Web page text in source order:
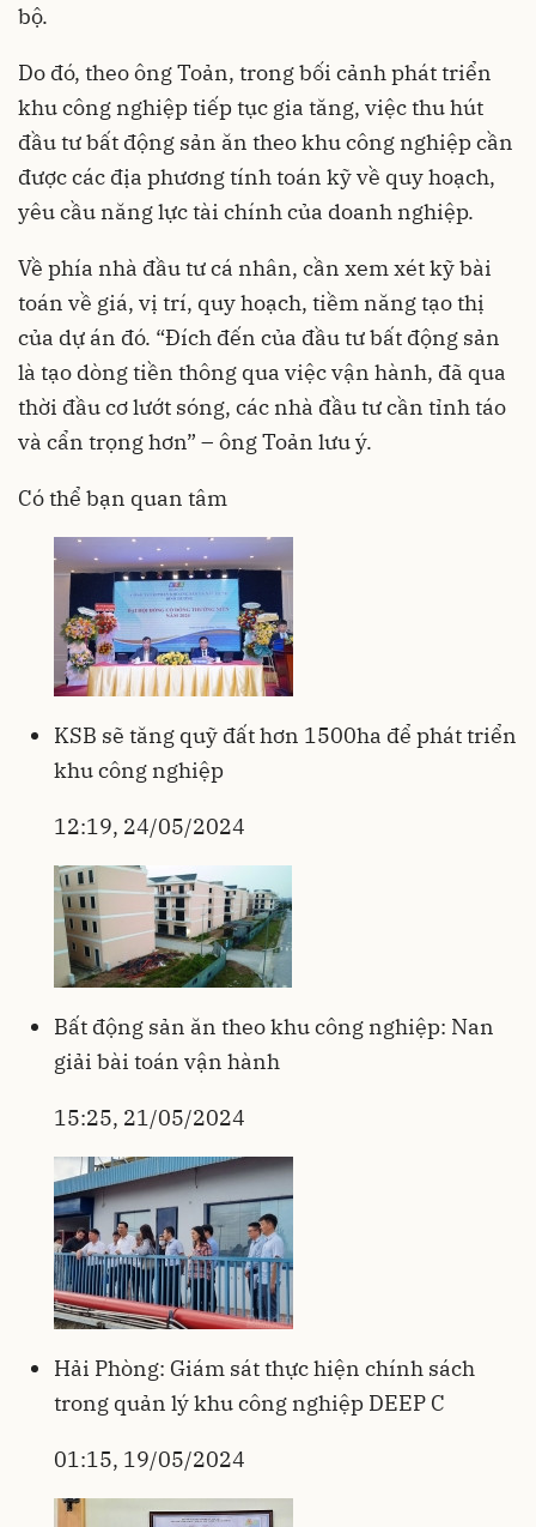
bộ.
Do đó, theo ông Toản, trong bối cảnh phát triển
khu công nghiệp tiếp tục gia tăng, việc thu hút
đầu tư bất động sản ăn theo khu công nghiệp cần
được các địa phương tính toán kỹ về quy hoạch,
yêu cầu năng lực tài chính của doanh nghiệp.
Về phía nhà đầu tư cá nhân, cần xem xét kỹ bài
toán về giá, vị trí, quy hoạch, tiềm năng tạo thị
của dự án đó. “Đích đến của đầu tư bất động sản
là tạo dòng tiền thông qua việc vận hành, đã qua
thời đầu cơ lướt sóng, các nhà đầu tư cần tỉnh táo
và cẩn trọng hơn” – ông Toản lưu ý.
Có thể bạn quan tâm
KSB sẽ tăng quỹ đất hơn 1500ha để phát triển
khu công nghiệp
12:19, 24/05/2024
Bất động sản ăn theo khu công nghiệp: Nan
giải bài toán vận hành
15:25, 21/05/2024
Hải Phòng: Giám sát thực hiện chính sách
trong quản lý khu công nghiệp DEEP C
01:15, 19/05/2024